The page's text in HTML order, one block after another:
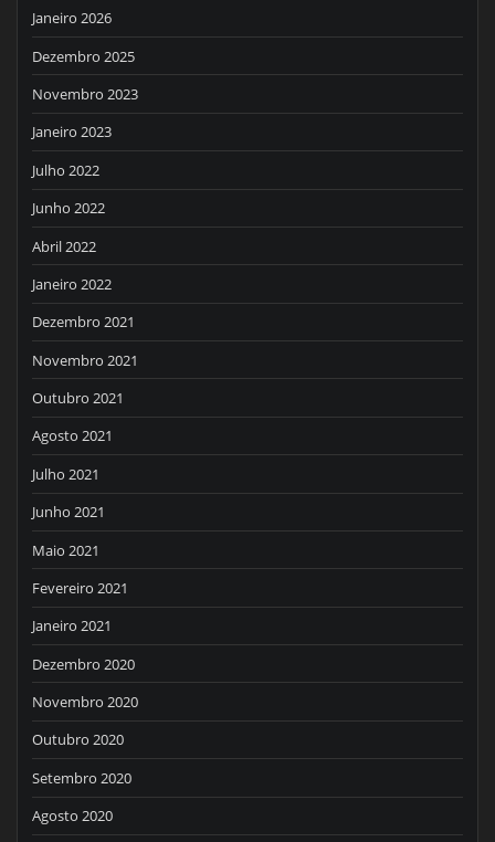
Janeiro 2026
Dezembro 2025
Novembro 2023
Janeiro 2023
Julho 2022
Junho 2022
Abril 2022
Janeiro 2022
Dezembro 2021
Novembro 2021
Outubro 2021
Agosto 2021
Julho 2021
Junho 2021
Maio 2021
Fevereiro 2021
Janeiro 2021
Dezembro 2020
Novembro 2020
Outubro 2020
Setembro 2020
Agosto 2020